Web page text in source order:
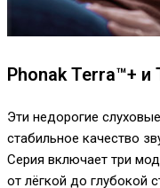
Phonak Terra™+ и
Эти недорогие
стабильное качество
Серия включает три
от лёгкой до глубокой